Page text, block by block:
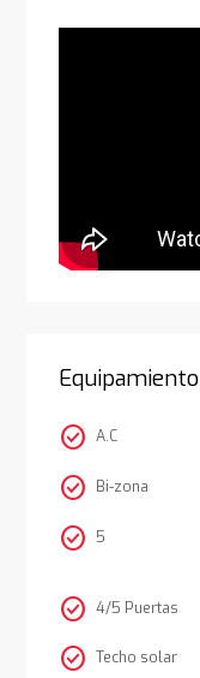
Equipamiento
check_circle A.C
check_circle Bi-zona
check_circle 5
check_circle 4/5 Puertas
check_circle Techo solar